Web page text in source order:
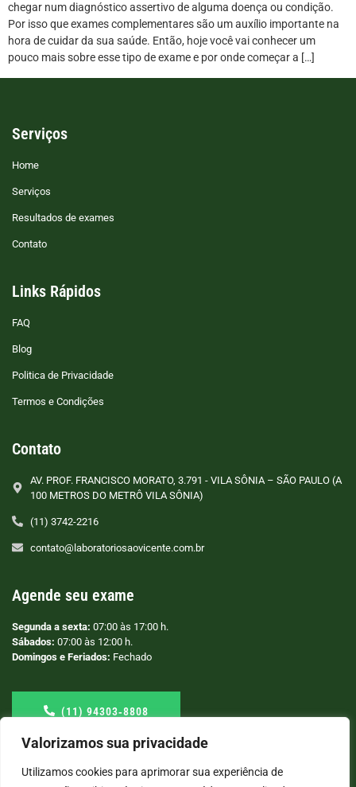
Valorizamos sua privacidade
Utilizamos cookies para aprimorar sua experiência de
chegar num diagnóstico assertivo de alguma doença ou condição.
Por isso que exames complementares são um auxílio importante na
hora de cuidar da sua saúde. Então, hoje você vai conhecer um
pouco mais sobre esse tipo de exame e por onde começar a […]
Serviços
Home
Serviços
Resultados de exames
Contato
Links Rápidos
FAQ
Blog
Politica de Privacidade
Termos e Condições
Contato
AV. PROF. FRANCISCO MORATO, 3.791 - VILA SÔNIA – SÃO PAULO (A
100 METROS DO METRÔ VILA SÔNIA)
(11) 3742-2216
contato@laboratoriosaovicente.com.br
Agende seu exame
Segunda a sexta: 07:00 às 17:00 h.
Sábados: 07:00 às 12:00 h.
Domingos e Feriados: Fechado
(11) 94303‑8808